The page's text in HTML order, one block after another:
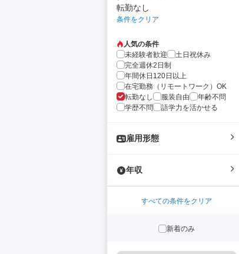
転勤なし
条件をクリア
人気の条件
未経験者歓迎
土日祝休み
完全週休2日制
年間休日120日以上
在宅勤務（リモートワーク）OK
転勤なし
服装自由
年齢不問
学歴不問
語学力を活かせる
雇用形態
年収
すべての条件をクリア
新着のみ